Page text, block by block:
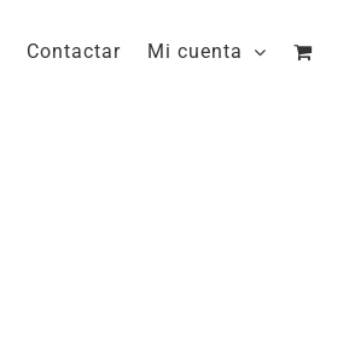
Contactar Mi cuenta